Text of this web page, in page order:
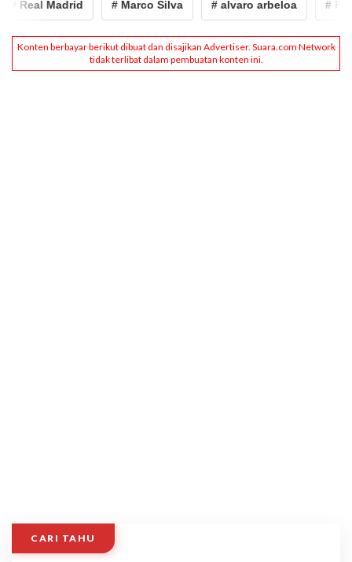
Real Madrid # Marco Silva # alvaro arbeloa #
CARI TAHU